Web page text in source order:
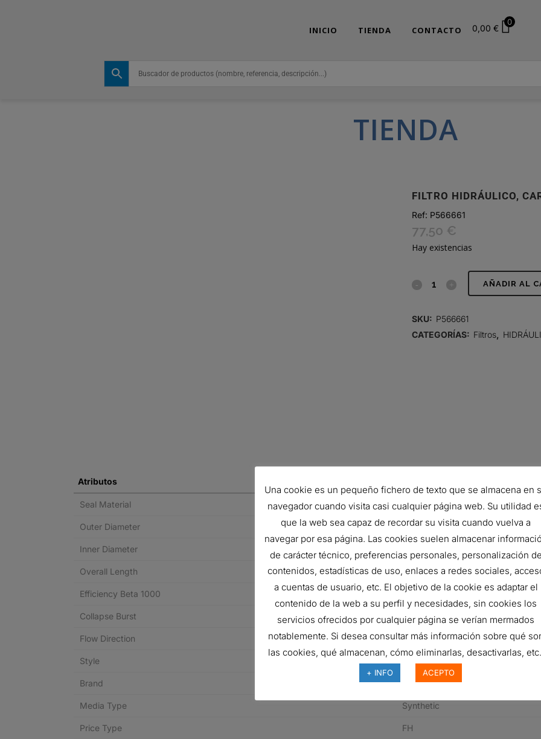
INICIO TIENDA CONTACTO 0,00 €
0
TIENDA
FILTRO HIDRÁULICO,
Ref: P566661
77,50 €
Hay existencias
FILTRO
CARTUCHO
AÑADIR AL
SKU: P566661
CATEGORÍAS: Filtros
Atributos
Seal Material Viton
Outer Diameter 47.75 mm
Inner Diameter
Overall Length 152.7 mm
Efficiency Beta 1000 25 micron
Collapse Burst 31 bar
Flow Direction Outside-In
Style
Brand DT High-Performance
Media Type Synthetic
Price Type FH
Una cookie es un pequeño fichero de texto que se almacena en
navegador cuando visita casi cualquier página web. Su utilidad
que la web sea capaz de recordar su visita cuando vuelva a
navegar por esa página. Las cookies suelen almacenar
de carácter técnico, preferencias personales, personalización de
contenidos, estadísticas de uso, enlaces a redes sociales,
a cuentas de usuario, etc. El objetivo de la cookie es adaptar el
contenido de la web a su perfil y necesidades, sin cookies los
servicios ofrecidos por cualquier página se verían mermados
notablemente. Si desea consultar más información sobre qué
las cookies, qué almacenan, cómo eliminarlas, desactivarlas,
+ INFO ACEPTO